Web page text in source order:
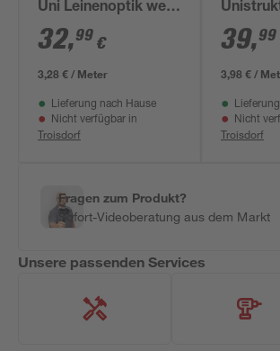
Uni Leinenoptik weiß
10,05 m x 0,53 m
32,99 €
3,28 € / Meter
Lieferung nach Hause
Nicht verfügbar in
Troisdorf
grau/
10,05 m
39,99
3,98 € /
Nicht
Troisdorf
Fragen zum Produkt?
Sofort-Videoberatung aus dem Markt
Unsere passenden Services